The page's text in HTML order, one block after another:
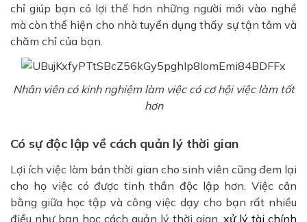
chỉ giúp bạn có lợi thế hơn những người mới vào nghề
mà còn thể hiện cho nhà tuyển dụng thấy sự tận tâm và
chăm chỉ của bạn.
Nhân viên có kinh nghiệm làm việc có cơ hội việc làm tốt
hơn
Có sự độc lập về cách quản lý thời gian
Lợi ích việc làm bán thời gian cho sinh viên cũng đem lại
cho họ việc có được tinh thần độc lập hơn. Việc cân
bằng giữa học tập và công việc dạy cho bạn rất nhiều
điều như bạn học cách quản lý thời gian, xử lý tài chính